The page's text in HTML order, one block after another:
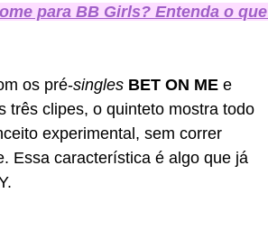
para BB Girls? Entenda o que
os pré-singles BET ON ME e
três clipes, o quinteto mostra todo
experimental, sem correr
Essa característica é algo que já